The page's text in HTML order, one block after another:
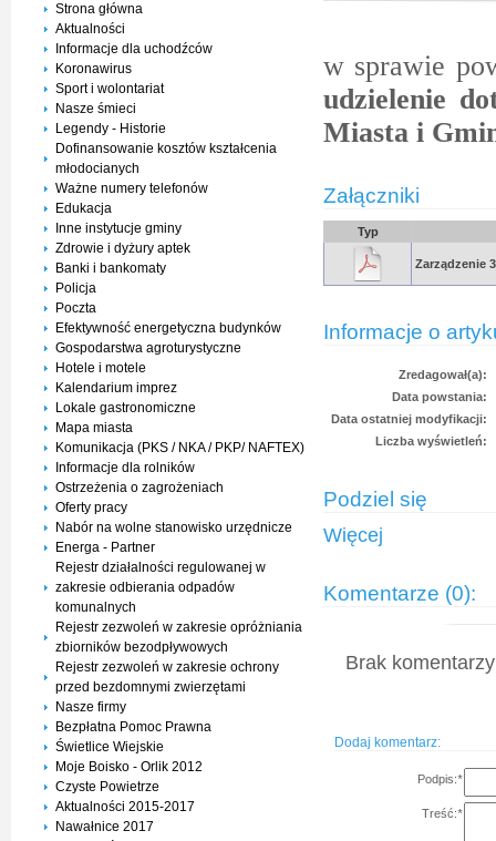
Strona główna
Aktualności
Informacje dla uchodźców
Koronawirus
Sport i wolontariat
Nasze śmieci
Legendy - Historie
Dofinansowanie kosztów kształcenia
młodocianych
Ważne numery telefonów
Edukacja
Inne instytucje gminy
Zdrowie i dyżury aptek
Banki i bankomaty
Policja
Poczta
Efektywność energetyczna budynków
Gospodarstwa agroturystyczne
Hotele i motele
Kalendarium imprez
Lokale gastronomiczne
Mapa miasta
Komunikacja (PKS / NKA / PKP/ NAFTEX)
Informacje dla rolników
Ostrzeżenia o zagrożeniach
Oferty pracy
Nabór na wolne stanowisko urzędnicze
Energa - Partner
Rejestr działalności regulowanej w
zakresie odbierania odpadów
komunalnych
Rejestr zezwoleń w zakresie opróżniania
zbiorników bezodpływowych
Rejestr zezwoleń w zakresie ochrony
przed bezdomnymi zwierzętami
Nasze firmy
Bezpłatna Pomoc Prawna
Świetlice Wiejskie
Moje Boisko - Orlik 2012
Czyste Powietrze
Aktualności 2015-2017
Nawałnice 2017
w sprawie
udzielenie
Miasta i
Załączniki
Typ
Zarządzenie
Informacje o
Zredagował(a):
Data powstania:
Data ostatniej modyfikacji:
Liczba wyświetleń:
Podziel się
Więcej
Komentarze (0):
Brak
Dodaj komentarz:
Podpis:*
Treść:*